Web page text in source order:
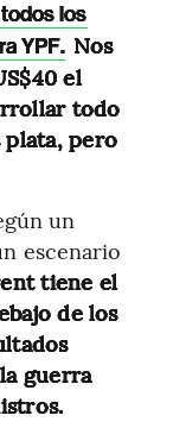
los
YPF. Nos
el
todo
plata, pero
un
escenario
tiene el
de los
guerra